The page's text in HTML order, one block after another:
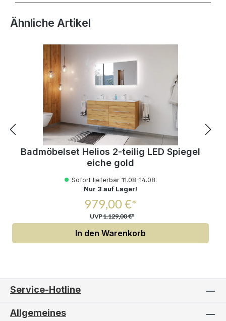
Produktgalerie überspringen
Ähnliche Artikel
Badmöbelset Helios 2-teilig LED Spiegel
eiche gold
Sofort lieferbar 11.08-14.08.
Nur 3 auf Lager!
979,00 €*
UVP1.129,00 €*
In den Warenkorb
Service-Hotline
Allgemeines